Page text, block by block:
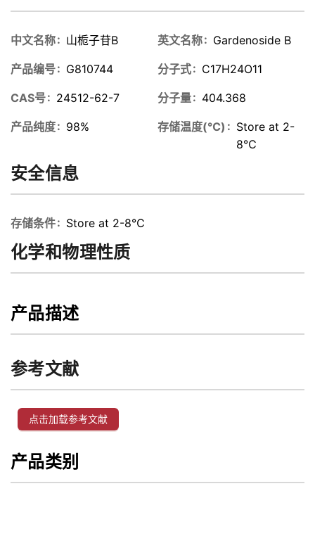
中文名称 山栀子苷B 英文名称 Gardenoside B
产品编号 G810744 分子式 C17H24O11
CAS号 24512-62-7 分子量 404.368
产品纯度 98% 存储温度(℃)
Store at 2-
8℃
安全信息
存储条件 Store at 2-8℃
化学和物理性质
产品描述
参考文献
点击加载参考文献
产品类别